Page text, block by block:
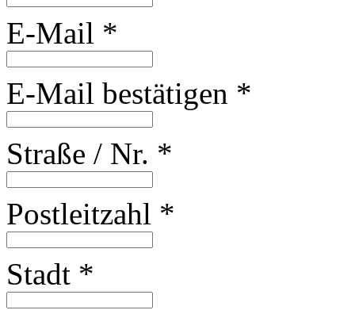
E-Mail *
E-Mail bestätigen *
Straße / Nr. *
Postleitzahl *
Stadt *